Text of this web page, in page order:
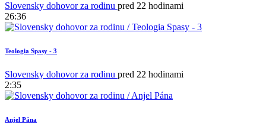
Slovensky dohovor za rodinu pred 22 hodinami
26:36
Teologia Spasy - 3
Slovensky dohovor za rodinu pred 22 hodinami
2:35
Anjel Pána